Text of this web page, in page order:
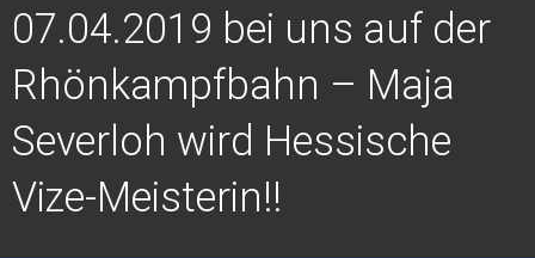
07.04.2019 bei uns auf der
Rhönkampfbahn – Maja
Severloh wird Hessische
Vize-Meisterin!!